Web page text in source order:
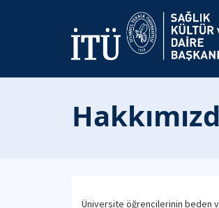
Üniversite öğrencilerinin beden